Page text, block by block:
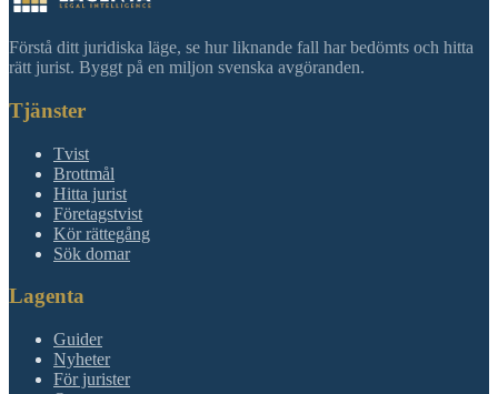
Förstå ditt juridiska läge, se hur liknande fall har bedömts och hitta
rätt jurist. Byggt på en miljon svenska avgöranden.
Tjänster
Tvist
Brottmål
Hitta jurist
Företagstvist
Kör rättegång
Sök domar
Lagenta
Guider
Nyheter
För jurister